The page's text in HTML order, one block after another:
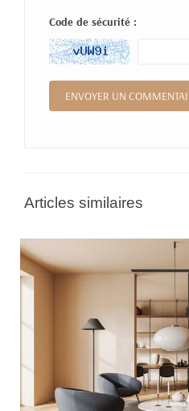
Code de sécurité :
Articles similaires